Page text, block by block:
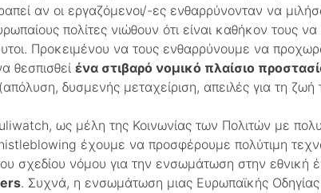
αν οι εργαζόμενοι/-ες ενθαρρύνονταν να
πολίτες νιώθουν ότι είναι καθήκον τους
Προκειμένου να τους ενθαρρύνουμε να
θεσπισθεί ένα στιβαρό νομικό πλαίσιο
δυσμενής μεταχείριση, απειλές για τη
ως μέλη της Κοινωνίας των Πολιτών με
έχουμε να προσφέρουμε πολύτιμη
σχεδίου νόμου για την ενσωμάτωση στην εθνική
. Συχνά, η ενσωμάτωση μιας Ευρωπαϊκής